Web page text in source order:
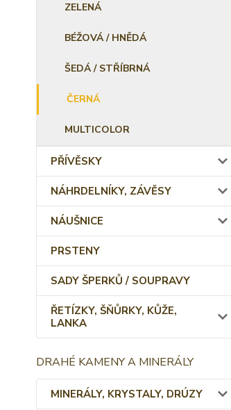
ZELENÁ
BÉŽOVÁ / HNĚDÁ
ŠEDÁ / STŘÍBRNÁ
ČERNÁ
MULTICOLOR
PŘÍVĚSKY
NÁHRDELNÍKY, ZÁVĚSY
NÁUŠNICE
PRSTENY
SADY ŠPERKŮ / SOUPRAVY
ŘETÍZKY, ŠŇŮRKY, KŮŽE,
LANKA
DRAHÉ KAMENY A MINERÁLY
MINERÁLY, KRYSTALY, DRÚZY